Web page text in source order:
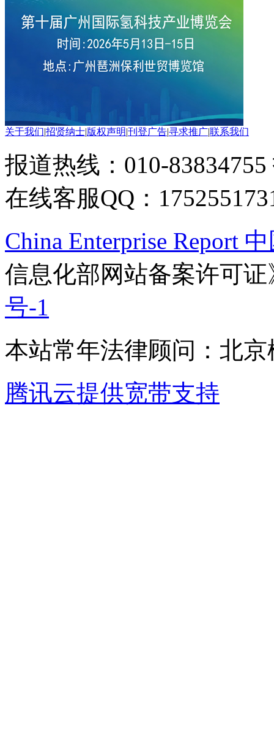
关于我们|招贤纳士|版权声明|刊登广告|寻求推广|联系我们
报道热线：010-83834755
在线客服QQ：
China Enterprise Report
信息化部网站备案许可
号-1
本站常年法律顾问：北
腾讯云提供宽带支持